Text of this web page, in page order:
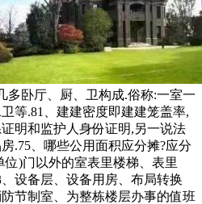
多卧厅、厨、卫构成.俗称:一室一
等.81、建建密度即建建笼盖率,
明和监护人身份证明,另一说法
.75、哪些公用面积应分摊?应分
)门以外的室表里楼梯、表里
设备层、设备用房、布局转换
节制室、为整栋楼层办事的值班